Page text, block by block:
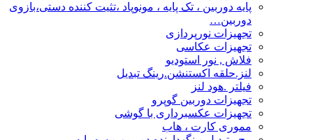
پایه دوربین ، تک پایه ، مونوپاد ،تثیت کننده دستی،بازوی
دوربین…
تجهیزات نورپردازی
تجهیزات عکاسی
فلاش , نور استودیو
لنز.حلقه اکستنشن.رینگ تبدیل
فیلتر .هود لنز
تجهیزات دوربین گوپرو
تجهیزات عکسبرداری با گوشی
مموری کارت ، هاب